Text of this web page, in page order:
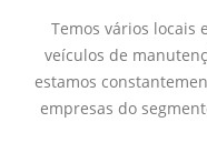
Temos vários locais
veículos de
estamos
empresas do